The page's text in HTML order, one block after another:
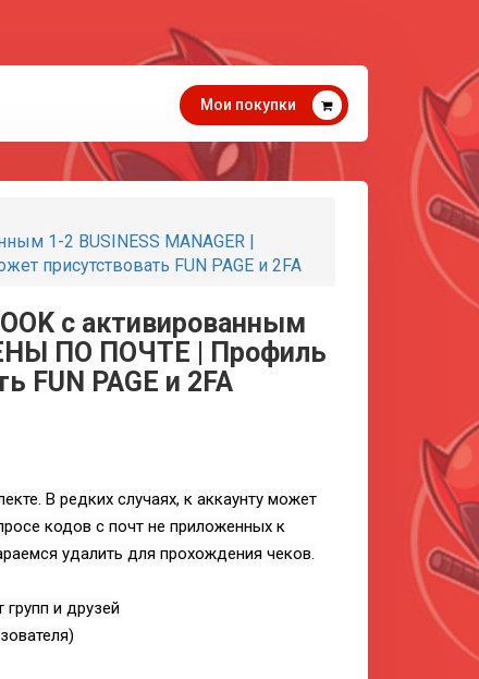
Мои покупки
1-2 BUSINESS MANAGER |
FUN PAGE и 2FA
с активированным
ПО ПОЧТЕ | Профиль
FUN PAGE и 2FA
В редких случаях, к аккаунту может
кодов с почт не приложенных к
удалить для прохождения чеков.
и друзей